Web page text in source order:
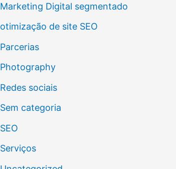
Marketing Digital segmentado
otimização de site SEO
Parcerias
Photography
Redes sociais
Sem categoria
SEO
Serviços